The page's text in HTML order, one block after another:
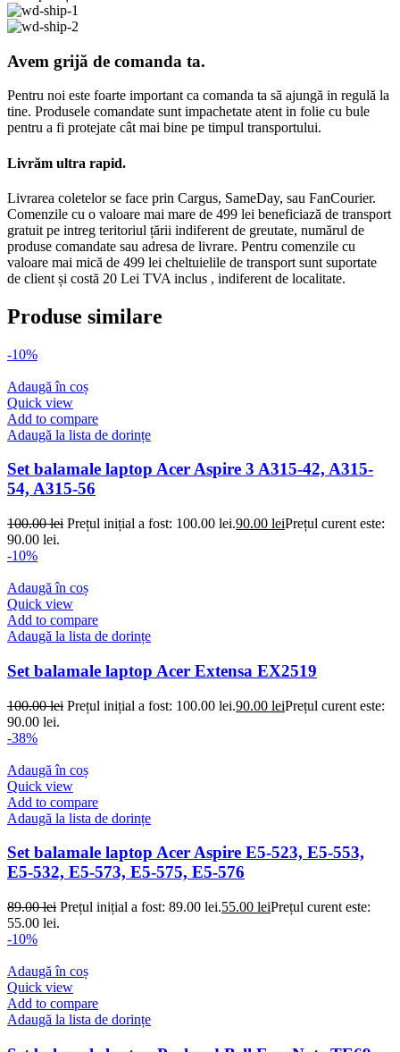
Avem grijă de comanda ta.
Pentru noi este foarte important ca comanda ta să ajungă in regulă la
tine. Produsele comandate sunt impachetate atent in folie cu bule
pentru a fi protejate cât mai bine pe timpul transportului.
Livrăm ultra rapid.
Livrarea coletelor se face prin Cargus, SameDay, sau FanCourier.
Comenzile cu o valoare mai mare de 499 lei beneficiază de transport
gratuit pe intreg teritoriul țării indiferent de greutate, numărul de
produse comandate sau adresa de livrare. Pentru comenzile cu
valoare mai mică de 499 lei cheltuielile de transport sunt suportate
de client și costă 20 Lei TVA inclus , indiferent de localitate.
Produse similare
-10%
Adaugă în coș
Quick view
Add to compare
Adaugă la lista de dorințe
Set balamale laptop Acer Aspire 3 A315-42, A315-
54, A315-56
100.00lei Prețul inițial a fost: 100.00 lei.90.00 leiPrețul curent este:
90.00 lei.
-10%
Adaugă în coș
Quick view
Add to compare
Adaugă la lista de dorințe
Set balamale laptop Acer Extensa EX2519
100.00lei Prețul inițial a fost: 100.00 lei.90.00 leiPrețul curent este:
90.00 lei.
-38%
Adaugă în coș
Quick view
Add to compare
Adaugă la lista de dorințe
Set balamale laptop Acer Aspire E5-523, E5-553,
E5-532, E5-573, E5-575, E5-576
89.00lei Prețul inițial a fost: 89.00 lei.55.00 leiPrețul curent este:
55.00 lei.
-10%
Adaugă în coș
Quick view
Add to compare
Adaugă la lista de dorințe